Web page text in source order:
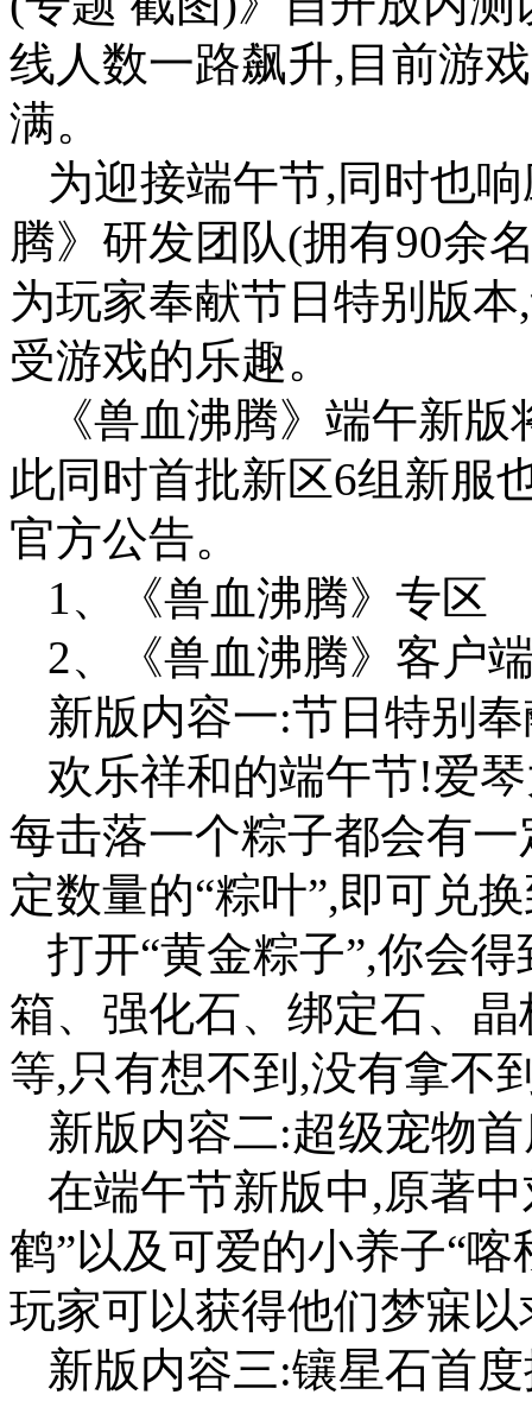
线人数一路飙升,目前游
满。
为迎接端午节,同时也
腾》研发团队(拥有90余
为玩家奉献节日特别版
受游戏的乐趣。
《兽血沸腾》端午新
此同时首批新区6组新服
官方公告。
1、《兽血沸腾》专区
2、《兽血沸腾》客户
新版内容一:节日特别
欢乐祥和的端午节!爱
每击落一个粽子都会有
定数量的“粽叶”,即可兑
打开“黄金粽子”,你会
箱、强化石、绑定石、
等,只有想不到,没有拿不
新版内容二:超级宠物
在端午节新版中,原著
鹤”以及可爱的小养子“
玩家可以获得他们梦寐
新版内容三:镶星石首